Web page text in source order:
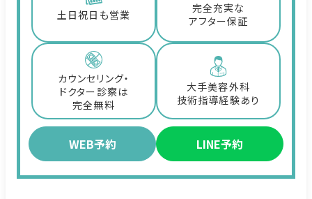
土日祝日も営業
完全充実な
アフター保証
カウンセリング・
ドクター診察は
完全無料
大手美容外科
技術指導経験あり
WEB予約 LINE予約